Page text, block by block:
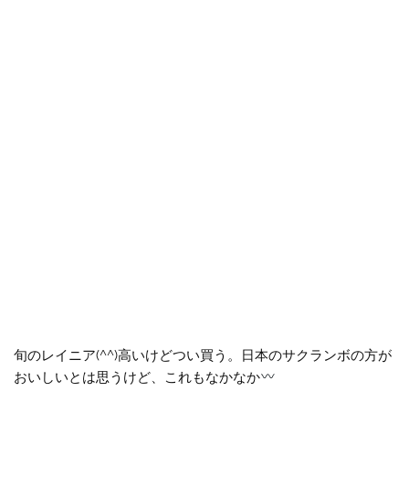
旬のレイニア(^^)高いけどつい買う。日本のサクランボの方が
おいしいとは思うけど、これもなかなか